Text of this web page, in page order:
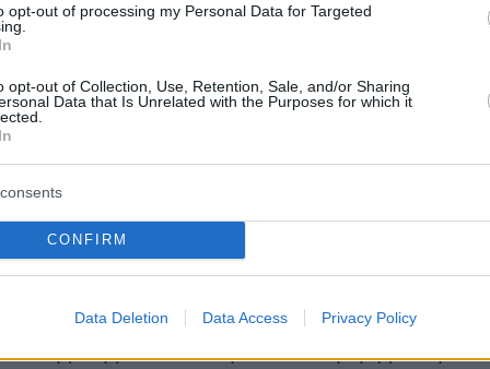
opt-out of processing my Personal Data for Targeted
opt-out of Collection, Use, Retention, Sale, and/or Sharing
Data that Is Unrelated with the Purposes for which it
CONFIRM
Data Deletion Data Access Privacy Policy
από τον περασμένο Ιανουάριο η
ασκήσει ποινική δίωξη σε βάρος των
για το κακούργημα της
έκθεσης από υπόχρεο πρόσωπο διά
Ειδικότερα, δίωξη στρέφεται σε βάρος της
Αστυνομικού Τμήματος Αγίων Αναργύρων,
υπηρεσίας, του σκοπού μπροστά στα
έλαβε χώρα η άγρια δολοφονία της
αλλά και του εκφωνητή της Άμεσης
περιπολικό για να τη μεταφέρει με
της, της είχε πει την αδιανόητη φράση «τα